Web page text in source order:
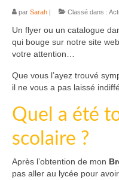
par Sarah | Classé dans :
Un flyer ou un catalogue
qui bouge sur notre site
votre attention…
Que vous l’ayez trouvé
il ne vous a pas laissé
Quel a été
scolaire ?
Après l’obtention de mon
pas aller au lycée pour